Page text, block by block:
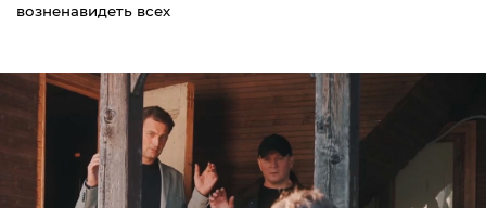
возненавидеть всех